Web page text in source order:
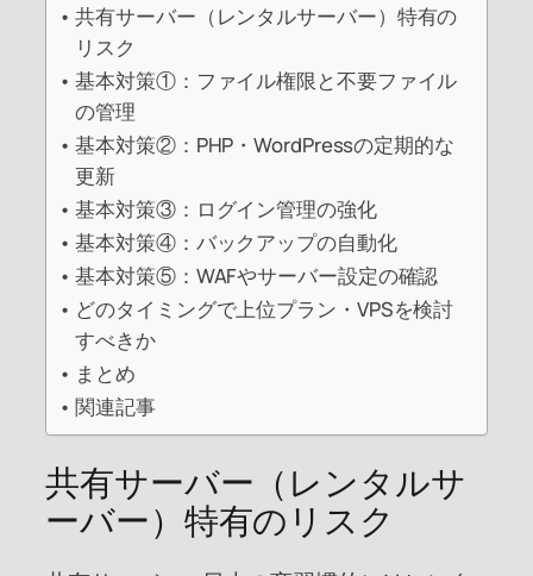
共有サーバー（レンタルサーバー）特有の
リスク
基本対策①：ファイル権限と不要ファイル
の管理
基本対策②：PHP・WordPressの定期的な
更新
基本対策③：ログイン管理の強化
基本対策④：バックアップの自動化
基本対策⑤：WAFやサーバー設定の確認
どのタイミングで上位プラン・VPSを検討
すべきか
まとめ
関連記事
共有サーバー（レンタルサ
ーバー）特有のリスク